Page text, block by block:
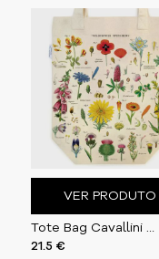
VER PRODUTO
21.5 €